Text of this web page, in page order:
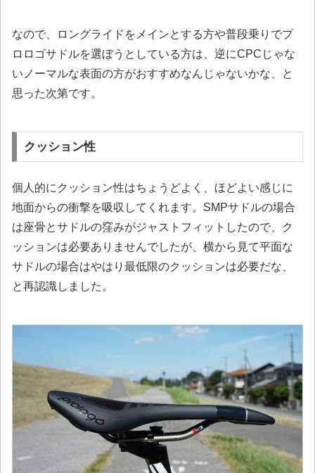
なので、ロングライドをメインとする方や普段乗りでプ
ロロゴサドルを選ぼうとしている方は、逆にCPCじゃな
いノーマルな表面の方がおすすめなんじゃないかな、と
思った次第です。
クッション性
個人的にクッション性はちょうどよく、ほどよい感じに
地面からの衝撃を吸収してくれます。SMPサドルの場合
は座骨とサドルの窪みがジャストフィットしたので、ク
ッションは必要ありませんでしたが、横から見て平面な
サドルの場合はやはり最低限のクッションは必要だな、
と再認識しました。